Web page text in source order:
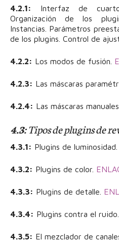
4.2.1:
Interfaz de
Organización de los
Instancias. Parámetros
de los plugins. Control de
4.2.2: Los modos de fusión.
4.2.3: Las máscaras
4.2.4: Las máscaras manuales.
4.3:Tipos de plugins de
4.3.1: Plugins de luminosidad.
4.3.2: Plugins de color.
4.3.3: Plugins de detalle.
4.3.4: Plugins contra el ruido.
4.3.5: El mezclador de